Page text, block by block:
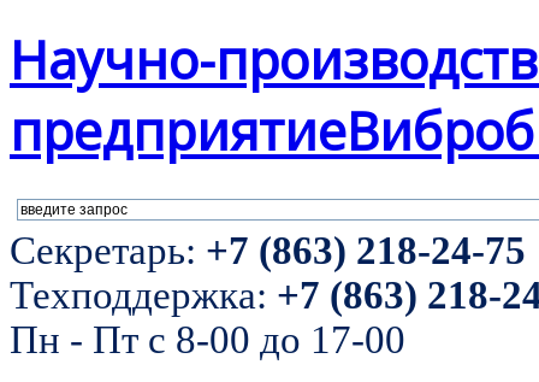
Научно-
предприятие
Секретарь: +7 (863) 218-24-75
Техподдержка: +7 (863) 218-
Пн - Пт с 8-00 до 17-00